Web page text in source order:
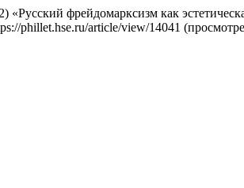
фрейдомарксизм как
phillet.hse.ru/article/view/14041